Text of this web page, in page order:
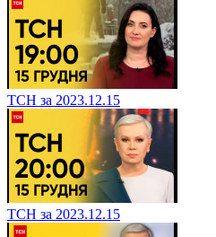
ТСН за 2023.12.15
ТСН за 2023.12.15